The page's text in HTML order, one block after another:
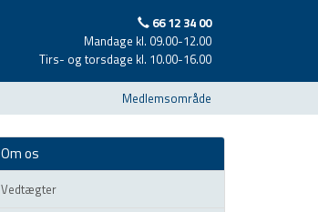
66 12 34 00
Mandage kl. 09.00-12.00
Tirs- og torsdage kl. 10.00-16.00
Medlemsområde
Om os
Vedtægter